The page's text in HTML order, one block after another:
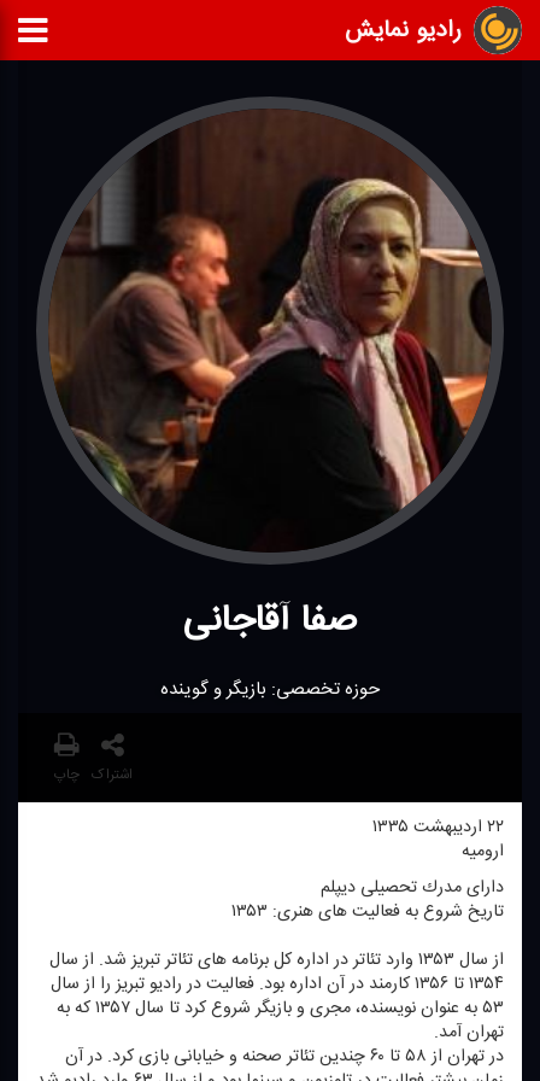
رادیو نمایش
صفا آقاجانی
حوزه تخصصی: بازیگر و گوینده
اشتراک چاپ
۲۲ اردیبهشت ۱۳۳۵
ارومیه
دارای مدرك تحصیلی دیپلم
تاریخ شروع به فعالیت های هنری: ۱۳۵۳
از سال ۱۳۵۳ وارد تئاتر در اداره كل برنامه های تئاتر تبریز شد. از سال
۱۳۵۴ تا ۱۳۵۶ كارمند در آن اداره بود. فعالیت در رادیو تبریز را از سال
۵۳ به عنوان نویسنده، مجری و بازیگر شروع كرد تا سال ۱۳۵۷ كه به
تهران آمد.
در تهران از ۵۸ تا ۶۰ چندین تئاتر صحنه و خیابانی بازی كرد. در آن